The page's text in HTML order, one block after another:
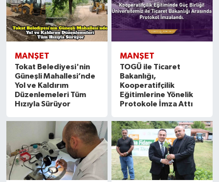
MANŞET
Tokat Belediyesi'nin
Güneşli Mahallesi’nde
Yol ve Kaldırım
Düzenlemeleri Tüm
Hızıyla Sürüyor
MANŞET
TOGÜ ile Ticaret
Bakanlığı,
Kooperatifçilik
Eğitimlerine Yönelik
Protokole İmza Attı